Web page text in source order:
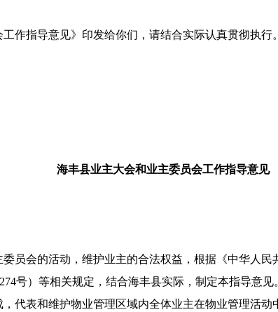
指导意见》印发给你们，请结合实际认真贯彻执行
海丰县业主大会和业主委员会工作指导意见
会的活动，维护业主的合法权益，根据《中华人民
号）等相关规定，结合海丰县实际，制定本指导意见
表和维护物业管理区域内全体业主在物业管理活动